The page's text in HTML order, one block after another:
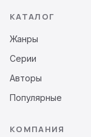
КАТАЛОГ
Жанры
Серии
Авторы
Популярные
КОМПАНИЯ